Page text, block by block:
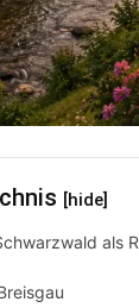
[hide]
als